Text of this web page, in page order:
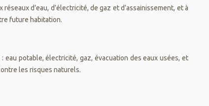
d’eau, d’électricité, de gaz et d’assainissement, et à
future habitation.
potable, électricité, gaz, évacuation des eaux usées, et
les risques naturels.